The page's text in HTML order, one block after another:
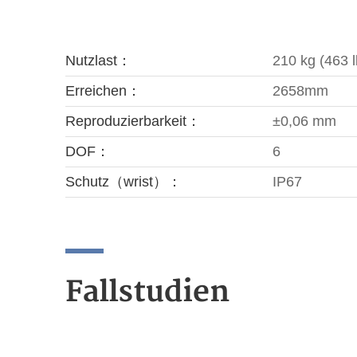
Nutzlast：
210 kg (463
Erreichen：
2658mm
Reproduzierbarkeit：
±0,06 mm
DOF：
6
Schutz（wrist）：
IP67
Fallstudien